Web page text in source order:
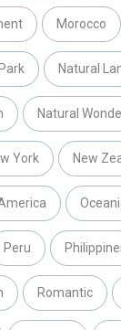
Morocco
Natural
Natural
York New
Peru
Romantic